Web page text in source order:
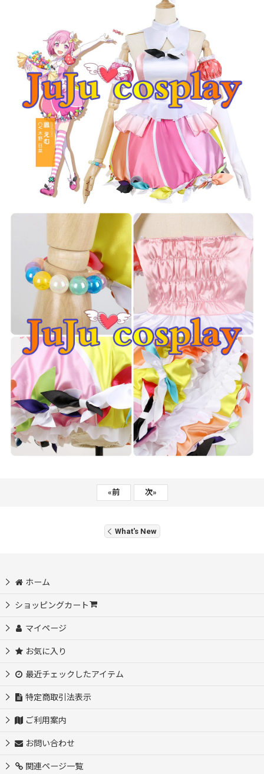
«前 次»
What's New
ホーム
ショッピングカート
マイページ
お気に入り
最近チェックしたアイテム
特定商取引法表示
ご利用案内
お問い合わせ
関連ページ一覧